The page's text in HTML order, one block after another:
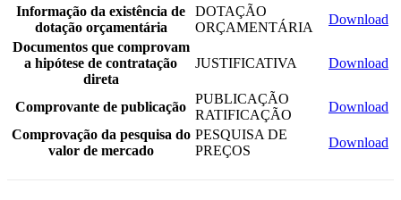
Informação da existência de
dotação orçamentária
DOTAÇÃO
ORÇAMENTÁRIA
Download
Documentos que comprovam
a hipótese de contratação
direta
JUSTIFICATIVA Download
Comprovante de publicação
PUBLICAÇÃO
RATIFICAÇÃO
Download
Comprovação da pesquisa do
valor de mercado
PESQUISA DE
PREÇOS
Download